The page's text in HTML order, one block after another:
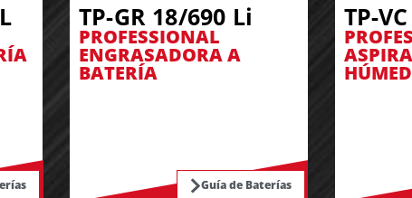
TP-GR 18/690 Li
PROFESSIONAL
ENGRASADORA A
BATERÍA
Guía de Baterías
TP-